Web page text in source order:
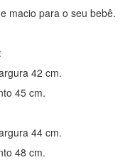
macio para o seu bebê.
42 cm.
45 cm.
44 cm.
48 cm.